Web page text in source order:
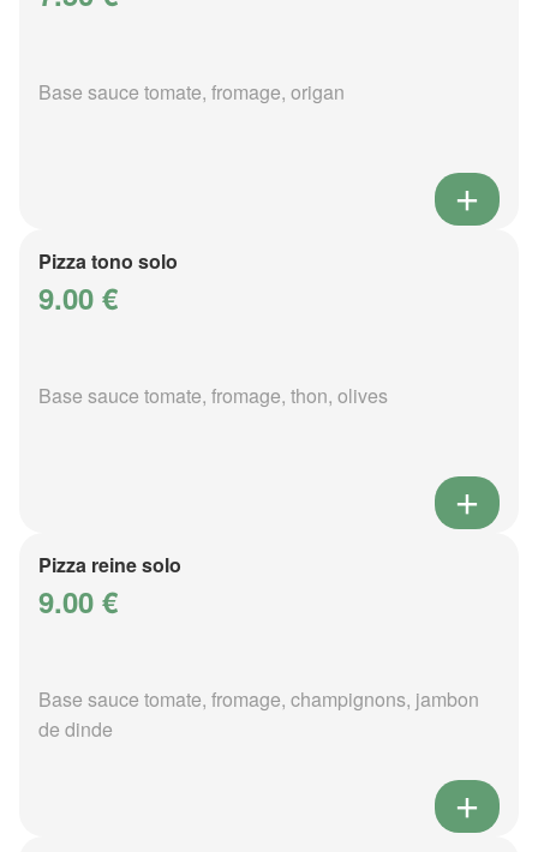
Base sauce tomate, fromage, origan
Pizza tono solo
9.00 €
Base sauce tomate, fromage, thon, olives
Pizza reine solo
9.00 €
Base sauce tomate, fromage, champignons, jambon
de dinde